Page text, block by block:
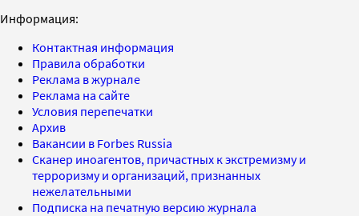
Информация:
Контактная информация
Правила обработки
Реклама в журнале
Реклама на сайте
Условия перепечатки
Архив
Вакансии в Forbes Russia
Сканер иноагентов, причастных к экстремизму и
терроризму и организаций, признанных
нежелательными
Подписка на печатную версию журнала